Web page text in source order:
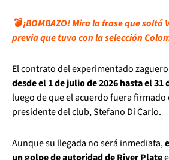
💣 ¡BOMBAZO! Mira la frase que
previa que tuvo con la selección
El contrato del experimentado zaguero
desde el 1 de julio de 2026 hasta el 31
luego de que el acuerdo fuera firmado
presidente del club, Stefano Di Carlo.
Aunque su llegada no será inmediata,